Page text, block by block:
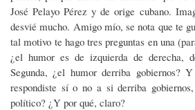
José Pelayo Pérez y de orige cubano.
desvié mucho. Amigo mío, se nota que te
tal motivo te hago tres preguntas en una
¿el humor es de izquierda de derecha,
Segunda, ¿el humor derriba gobiernos?
respondiste sí o no a si derriba
político? ¿Y por qué, claro?